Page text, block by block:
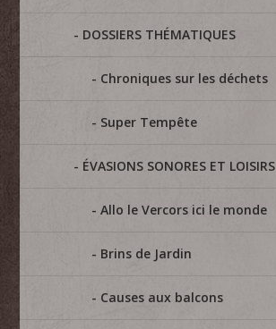
DOSSIERS THÉMATIQUES
Chroniques sur les déchets
Super Tempête
ÉVASIONS SONORES ET LOISIRS
Allo le Vercors ici le monde
Brins de Jardin
Causes aux balcons